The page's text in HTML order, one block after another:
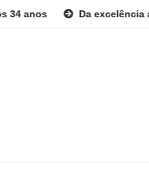
Da excelência